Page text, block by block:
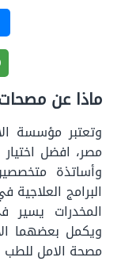
ماذا عن
وتعتبر مؤسسة
مصر، افضل
وأساتذة
البرامج
المخدرات
ويكمل بعضهما
مصحة الامل للطب